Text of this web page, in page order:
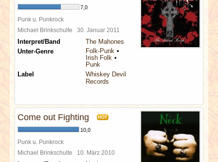
7,0
Punk u. Punkrock
Michael Brinkschulte 30. Januar 2011
Interpret/Band
The Mahones
Unter-Genre
Folk-Punk
Irish Folk
Punk
Label
Whiskey Devil
Records
Come out Fighting HOT
10,0
Punk u. Punkrock
Michael Brinkschulte 10. März 2010